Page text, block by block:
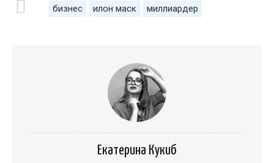
бизнес илон маск миллиардер
Екатерина Кукиб